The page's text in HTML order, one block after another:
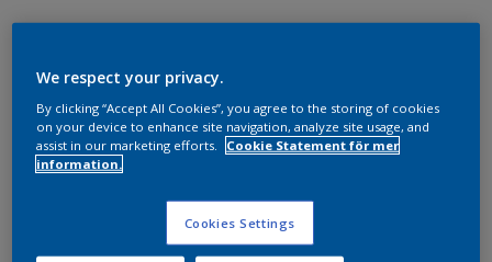
We respect your privacy.
By clicking “Accept All Cookies”, you agree to the storing of cookies
on your device to enhance site navigation, analyze site usage, and
assist in our marketing efforts.
Cookie Statement för mer
information.
Cookies Settings